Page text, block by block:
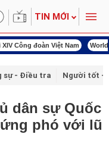
TIN MỚI
Công đoàn Việt Nam
sự - Điều tra Người tốt -
dân sự Quốc
phó với lũ